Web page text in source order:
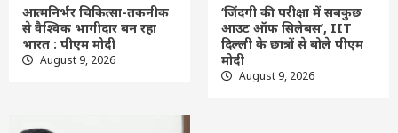
Feature दिल्ली
राघव चड्ढा ने पीएम मोदी को भेंट की भगवान गणेश
की मूर्ति, मुलाकात को बताया यादगार
आत्मनिर्भर चिकित्सा-तकनीक
से वैश्विक भागीदार बन रहा
भारत : पीएम मोदी
August 9, 2026
‘जिंदगी की परीक्षा में सबकुछ
आउट ऑफ सिलेबस’, IIT
दिल्ली के छात्रों से बोले पीएम
मोदी
August 9, 2026